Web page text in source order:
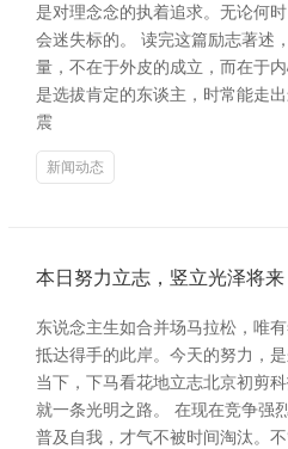
是对理念念的执着追求。无论何
会迷失标的。 读完这篇励志著述
量，不在于外皮的成立，而在于
是选拔肯定的东谈主，时常能走
震
新闻动态
本日努力立志，竖立光泽将来
东说念主生如合并场马拉松，唯
抵达得手的此岸。今天的努力，
当下，下马看花地立志北京初剪
就一条光明之路。 在现在竞争强
普及自我，才气不被时间淘汰。